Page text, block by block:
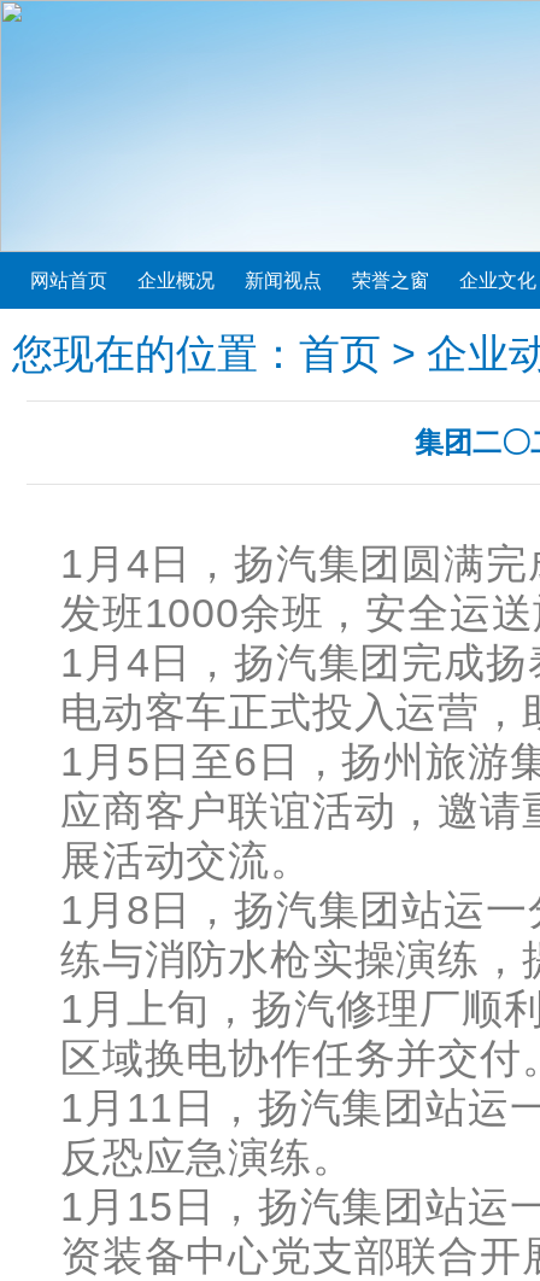
网站首页 企业概况 新闻视点 荣誉之窗 企业文化
您现在的位置： 首页 > 企业
集团二〇
1月4日，扬汽集团圆满完
发班1000余班，安全运
1月4日，扬汽集团完成
电动客车正式投入运营，
1月5日至6日，扬州旅游
应商客户联谊活动，邀
展活动交流。
1月8日，扬汽集团站运
练与消防水枪实操演练，
1月上旬，扬汽修理厂顺
区域换电协作任务并交付
1月11日，扬汽集团站运
反恐应急演练。
1月15日，扬汽集团站运
资装备中心党支部联合开